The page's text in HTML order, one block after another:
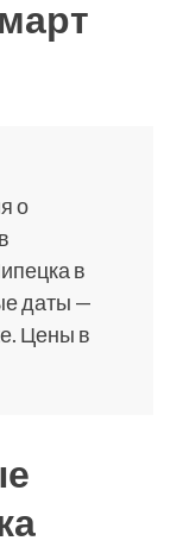
о
в
даты —
Цены в